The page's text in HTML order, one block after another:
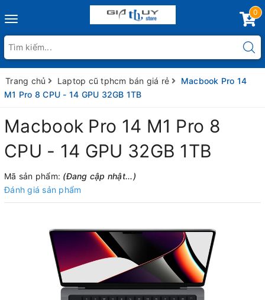
Toggle
0
Trang chủ Laptop cũ tphcm bán giá rẻ
Macbook Pro 14
M1 Pro 8 CPU - 14 GPU 32GB 1TB
Macbook Pro 14 M1 Pro 8
CPU - 14 GPU 32GB 1TB
Mã sản phẩm: (Đang cập nhật...)
Đánh giá sản phẩm